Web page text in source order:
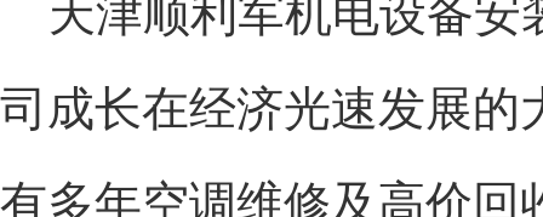
天津顺利军机电设备安
司成长在经济光速发展的
有多年空调维修及高价回